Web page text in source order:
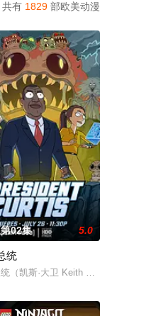
共有 1829 部欧美动漫
不已
袭击——如今，1990年代。天启发
that “My Adventures wit
02集 5.0
统
（凯斯·大卫 Keith David 配音）